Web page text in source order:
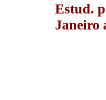
Estud.
Janeiro